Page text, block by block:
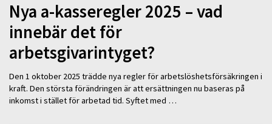
Nya a-kasseregler 2025 – vad
innebär det för
arbetsgivarintyget?
Den 1 oktober 2025 trädde nya regler för arbetslöshetsförsäkringen i
kraft. Den största förändringen är att ersättningen nu baseras på
inkomst i stället för arbetad tid. Syftet med …